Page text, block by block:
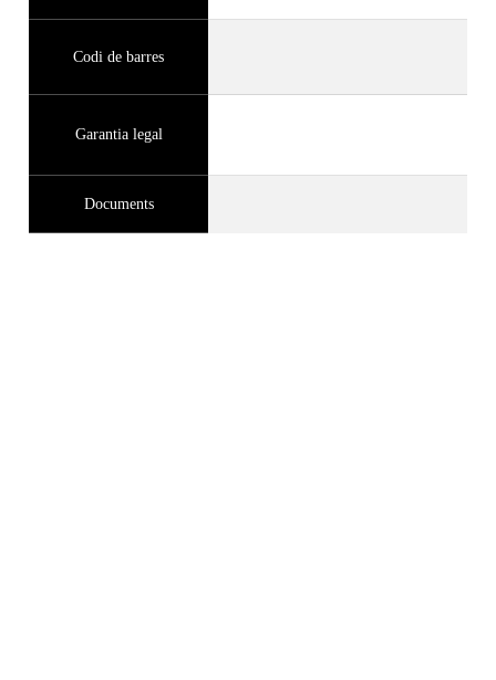
Codi de barres
Garantia legal
Documents